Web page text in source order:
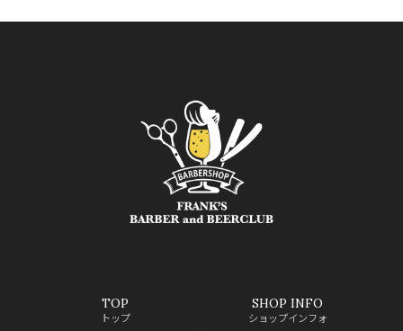
TOP
トップ
SHOP INFO
ショップインフォ